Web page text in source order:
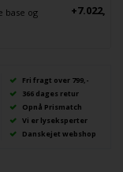
base og
+7.022,-
Fri fragt over 799,-
366 dages retur
Opnå Prismatch
Vi er lyseksperter
Danskejet webshop